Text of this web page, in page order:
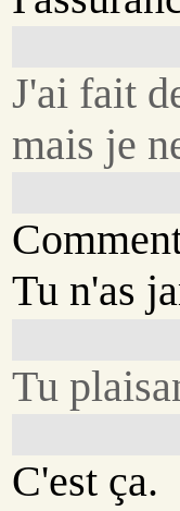
J'ai fait
mais je
Tu n'as
Tu
C'est ça.